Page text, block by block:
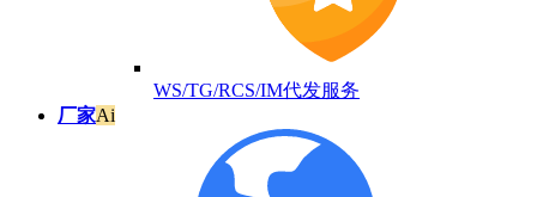
WS/TG/RCS/IM代发服务
厂家Ai